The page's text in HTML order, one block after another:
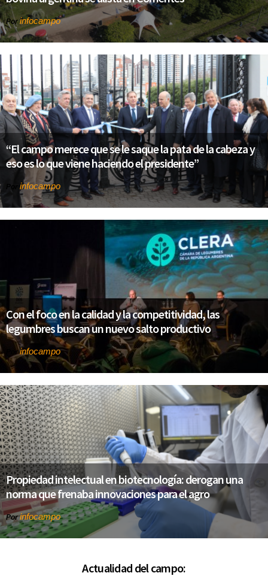
Por infocampo
“El campo merece que se le saque la pata de la cabeza y
eso es lo que viene haciendo el presidente”
Por infocampo
Con el foco en la calidad y la competitividad, las
legumbres buscan un nuevo salto productivo
Porinfocampo
Propiedad intelectual en biotecnología: derogan una
norma que frenaba innovaciones para el agro
Porinfocampo
Actualidad del campo: